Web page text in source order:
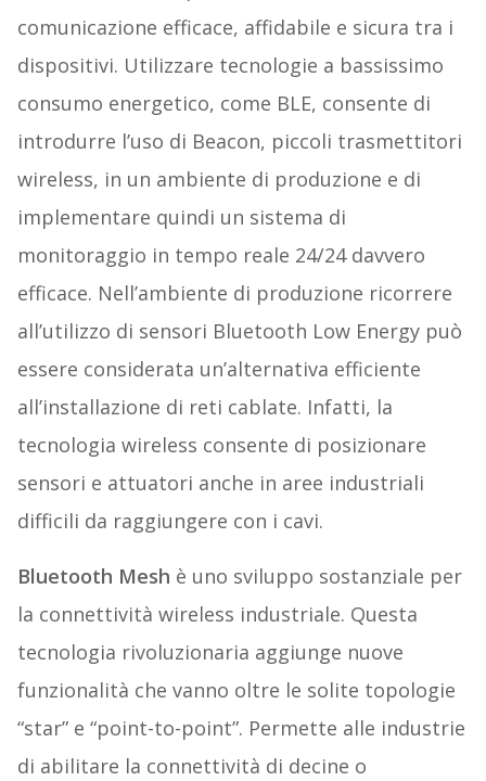
comunicazione efficace, affidabile e sicura tra i
dispositivi. Utilizzare tecnologie a bassissimo
consumo energetico, come BLE, consente di
introdurre l’uso di Beacon, piccoli trasmettitori
wireless, in un ambiente di produzione e di
implementare quindi un sistema di
monitoraggio in tempo reale 24/24 davvero
efficace. Nell’ambiente di produzione ricorrere
all’utilizzo di sensori Bluetooth Low Energy può
essere considerata un’alternativa efficiente
all’installazione di reti cablate. Infatti, la
tecnologia wireless consente di posizionare
sensori e attuatori anche in aree industriali
difficili da raggiungere con i cavi.
Bluetooth Mesh è uno sviluppo sostanziale per
la connettività wireless industriale. Questa
tecnologia rivoluzionaria aggiunge nuove
funzionalità che vanno oltre le solite topologie
“star” e “point-to-point”. Permette alle industrie
di abilitare la connettività di decine o